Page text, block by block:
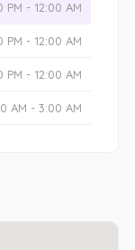
PM - 12:00 AM
PM - 12:00 AM
- 12:00 AM
AM - 3:00 AM